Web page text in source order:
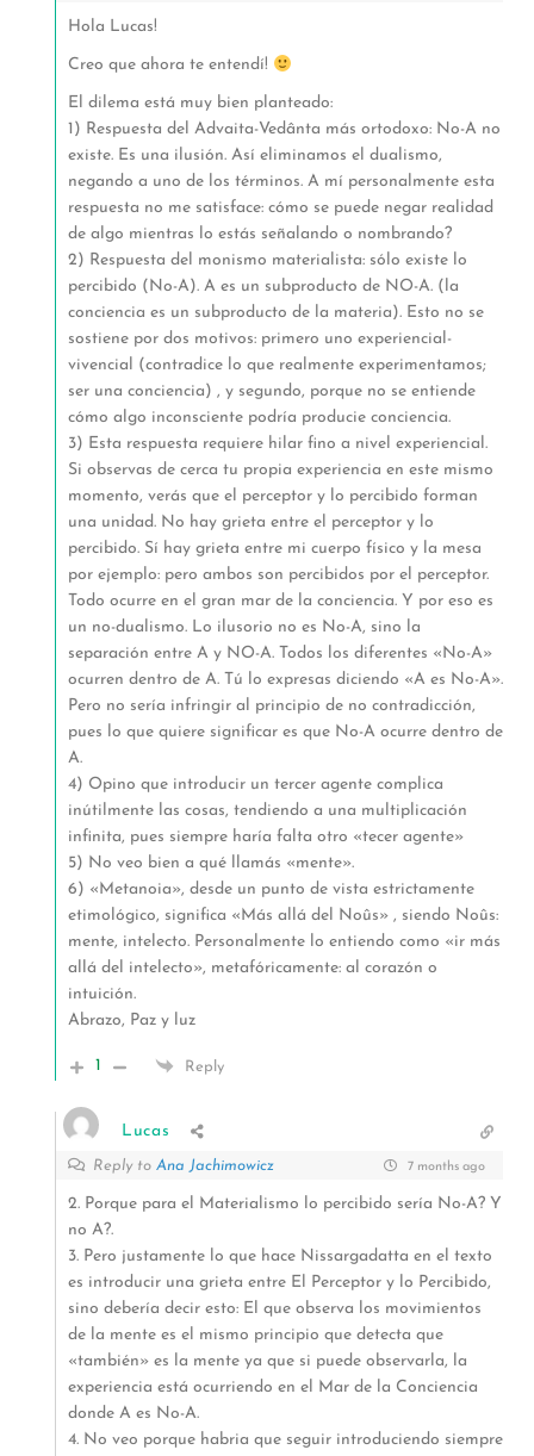
Hola Lucas!
Creo que ahora te entendí!
El dilema está muy bien planteado:
1) Respuesta del Advaita-Vedânta más ortodoxo: No-A no
existe. Es una ilusión. Así eliminamos el dualismo,
negando a uno de los términos. A mí personalmente esta
respuesta no me satisface: cómo se puede negar realidad
de algo mientras lo estás señalando o nombrando?
2) Respuesta del monismo materialista: sólo existe lo
percibido (No-A). A es un subproducto de NO-A. (la
conciencia es un subproducto de la materia). Esto no se
sostiene por dos motivos: primero uno experiencial-
vivencial (contradice lo que realmente experimentamos;
ser una conciencia) , y segundo, porque no se entiende
cómo algo inconsciente podría producie conciencia.
3) Esta respuesta requiere hilar fino a nivel experiencial.
Si observas de cerca tu propia experiencia en este mismo
momento, verás que el perceptor y lo percibido forman
una unidad. No hay grieta entre el perceptor y lo
percibido. Sí hay grieta entre mi cuerpo físico y la mesa
por ejemplo: pero ambos son percibidos por el perceptor.
Todo ocurre en el gran mar de la conciencia. Y por eso es
un no-dualismo. Lo ilusorio no es No-A, sino la
separación entre A y NO-A. Todos los diferentes «No-A»
ocurren dentro de A. Tú lo expresas diciendo «A es No-A».
Pero no sería infringir al principio de no contradicción,
pues lo que quiere significar es que No-A ocurre dentro de
A.
4) Opino que introducir un tercer agente complica
inútilmente las cosas, tendiendo a una multiplicación
infinita, pues siempre haría falta otro «tecer agente»
5) No veo bien a qué llamás «mente».
6) «Metanoia», desde un punto de vista estrictamente
etimológico, significa «Más allá del Noûs» , siendo Noûs:
mente, intelecto. Personalmente lo entiendo como «ir más
allá del intelecto», metafóricamente: al corazón o
intuición.
Abrazo, Paz y luz
1 Reply
Lucas
Reply to Ana Jachimowicz 7 months ago
2. Porque para el Materialismo lo percibido sería No-A? Y
no A?.
3. Pero justamente lo que hace Nissargadatta en el texto
es introducir una grieta entre El Perceptor y lo Percibido,
sino debería decir esto: El que observa los movimientos
de la mente es el mismo principio que detecta que
«también» es la mente ya que si puede observarla, la
experiencia está ocurriendo en el Mar de la Conciencia
donde A es No-A.
4. No veo porque habria que seguir introduciendo siempre